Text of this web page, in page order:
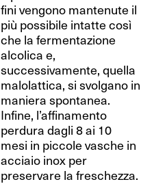
fini vengono mantenute il
più possibile intatte così
che la fermentazione
alcolica e,
successivamente, quella
malolattica, si svolgano in
maniera spontanea.
Infine, l’affinamento
perdura dagli 8 ai 10
mesi in piccole vasche in
acciaio inox per
preservare la freschezza.